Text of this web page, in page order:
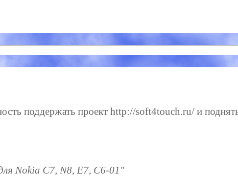
поддержать проект http://soft4touch.ru/ и
Nokia C7, N8, E7, C6-01"